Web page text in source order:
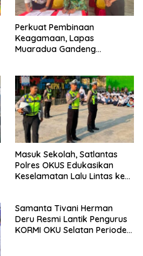
Perkuat Pembinaan
Keagamaan, Lapas
Muaradua Gandeng
Masuk Sekolah, Satlantas
Polres OKUS Edukasikan
Keselamatan Lalu Lintas ke
Samanta Tivani Herman
Deru Resmi Lantik Pengurus
KORMI OKU Selatan Periode